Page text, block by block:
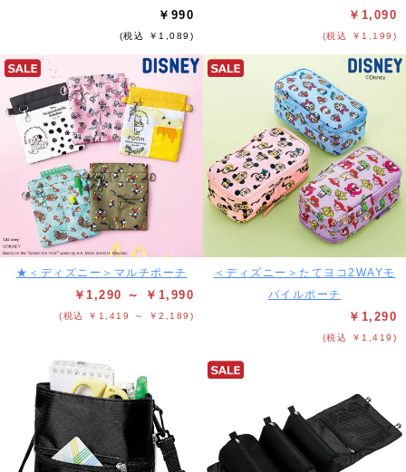
￥990
(税込 ￥1,089)
￥1,090
(税込 ￥1,199)
★＜ディズニー＞マルチポーチ
￥1,290 ～ ￥1,990
(税込 ￥1,419 ～ ￥2,189)
＜ディズニー＞たてヨコ2WAYモ
バイルポーチ
￥1,290
(税込 ￥1,419)